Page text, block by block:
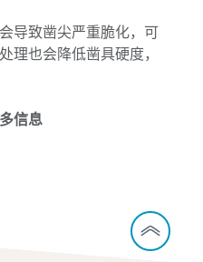
导致凿尖严重脆化，可
理也会降低凿具硬度，
信息